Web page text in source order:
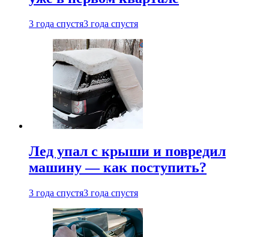
3 года спустя3 года спустя
Лед упал с крыши и повредил
машину — как поступить?
3 года спустя3 года спустя